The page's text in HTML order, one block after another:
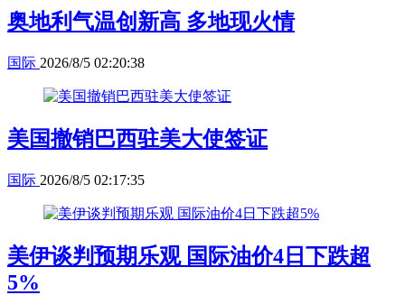
奥地利气温创新高 多地现火情
国际 2026/8/5 02:20:38
美国撤销巴西驻美大使签证
国际 2026/8/5 02:17:35
美伊谈判预期乐观 国际油价4日下跌超
5%